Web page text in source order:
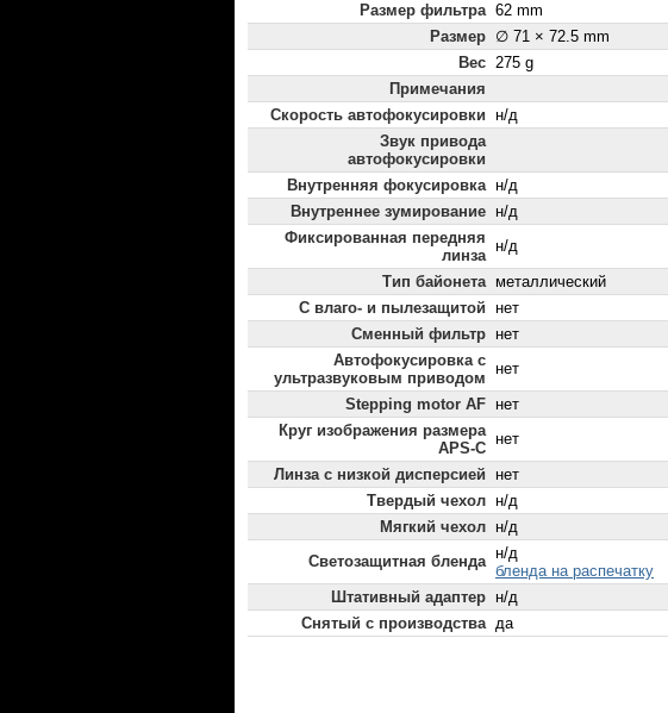
Размер фильтра 62 mm
Размер ∅ 71 × 72.5 mm
Вес 275 g
Примечания
Скорость автофокусировки н/д
Звук привода
автофокусировки
Внутренняя фокусировка н/д
Внутреннее зумирование н/д
Фиксированная передняя
линза
н/д
Тип байонета металлический
С влаго- и пылезащитой нет
Сменный фильтр нет
Автофокусировка с
ультразвуковым приводом
нет
Stepping motor AF нет
Круг изображения размера
APS-C
нет
Линза с низкой дисперсией
нет
Твердый чехол н/д
Мягкий чехол н/д
Светозащитная бленда н/д
бленда на распечатку
Штативный адаптер н/д
Снятый с производства да